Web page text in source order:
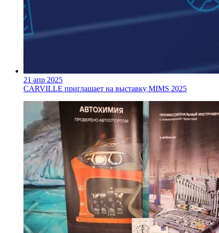
21 апр 2025
CARVILLE приглашает на выставку MIMS 2025